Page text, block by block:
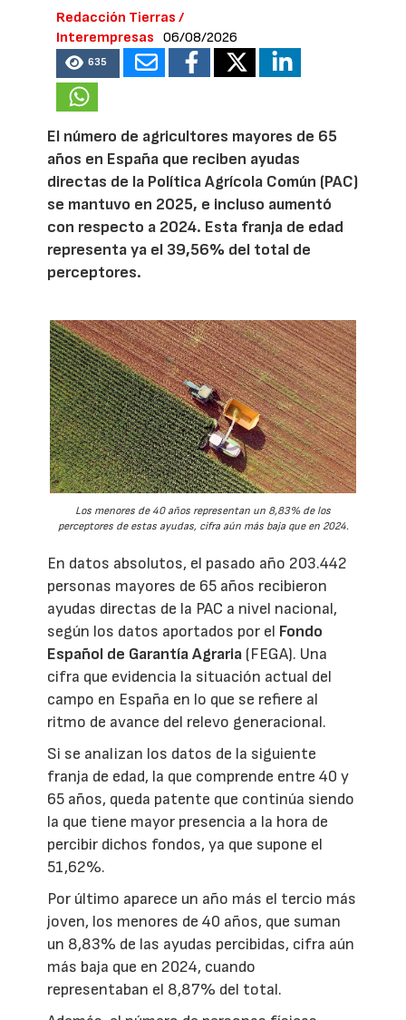
Redacción Tierras /
Interempresas
06/08/2026
635
El número de agricultores mayores de 65
años en España que reciben ayudas
directas de la Política Agrícola Común (PAC)
se mantuvo en 2025, e incluso aumentó
con respecto a 2024. Esta franja de edad
representa ya el 39,56% del total de
perceptores.
Los menores de 40 años representan un 8,83% de los
perceptores de estas ayudas, cifra aún más baja que en 2024.
En datos absolutos, el pasado año 203.442
personas mayores de 65 años recibieron
ayudas directas de la PAC a nivel nacional,
según los datos aportados por el Fondo
Español de Garantía Agraria (FEGA). Una
cifra que evidencia la situación actual del
campo en España en lo que se refiere al
ritmo de avance del relevo generacional.
Si se analizan los datos de la siguiente
franja de edad, la que comprende entre 40 y
65 años, queda patente que continúa siendo
la que tiene mayor presencia a la hora de
percibir dichos fondos, ya que supone el
51,62%.
Por último aparece un año más el tercio más
joven, los menores de 40 años, que suman
un 8,83% de las ayudas percibidas, cifra aún
más baja que en 2024, cuando
representaban el 8,87% del total.